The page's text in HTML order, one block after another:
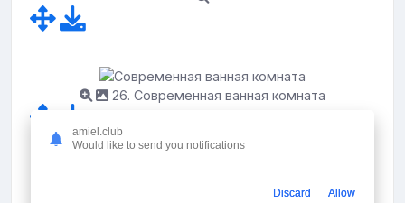
26. Современная ванная комната
27. Ванная в современном стиле в квартире
amiel.club
Would like to send you notifications
Discard Allow